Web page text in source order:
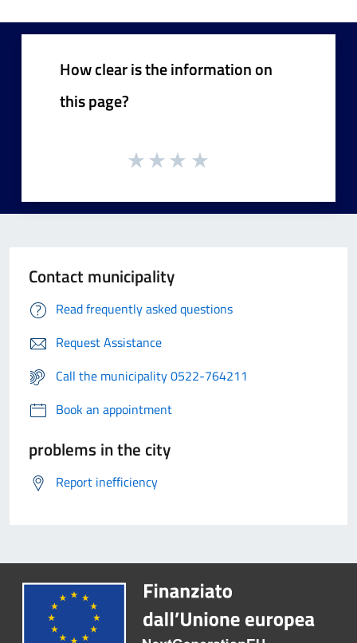
How clear is the information on
this page?
Contact municipality
Read frequently asked questions
Request Assistance
Call the municipality 0522-764211
Book an appointment
problems in the city
Report inefficiency